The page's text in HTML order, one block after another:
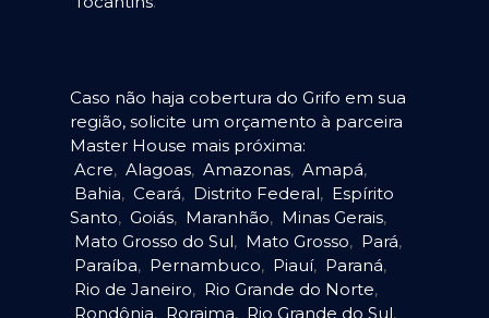
Caso não haja cobertura do Grifo em sua
região, solicite um orçamento à parceira
Master House mais próxima:
Acre, Alagoas, Amazonas, Amapá,
Bahia, Ceará, Distrito Federal, Espírito
Santo, Goiás, Maranhão, Minas Gerais,
Mato Grosso do Sul, Mato Grosso, Pará,
Paraíba, Pernambuco, Piauí, Paraná,
Rio de Janeiro, Rio Grande do Norte,
Rondônia, Roraima, Rio Grande do Sul,